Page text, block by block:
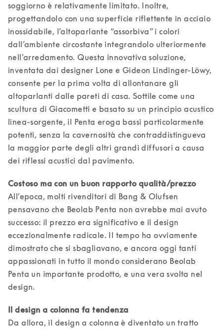
soggiorno è relativamente limitato. Inoltre,
progettandolo con una superficie riflettente in acciaio
inossidabile, l’altoparlante “assorbiva” i colori
dall’ambiente circostante integrandolo ulteriormente
nell’arredamento. Questa innovativa soluzione,
inventata dai designer Lone e Gideon Lindinger-Löwy,
consente per la prima volta di allontanare gli
altoparlanti dalle pareti di casa. Sottile come una
scultura di Giacometti e basato su un principio acustico
linea-sorgente, il Penta eroga bassi particolarmente
potenti, senza la cavernosità che contraddistingueva
la maggior parte degli altri grandi diffusori a causa
dei riflessi acustici dal pavimento.
Costoso ma con un buon rapporto qualità/prezzo
All’epoca, molti rivenditori di Bang & Olufsen
pensavano che Beolab Penta non avrebbe mai avuto
successo: il prezzo era significativo e il design
eccezionalmente radicale. Il tempo ha ovviamente
dimostrato che si sbagliavano, e ancora oggi tanti
appassionati in tutto il mondo considerano Beolab
Penta un importante prodotto, e una vera svolta nel
design.
Da allora, il design a colonna è diventato un tratto